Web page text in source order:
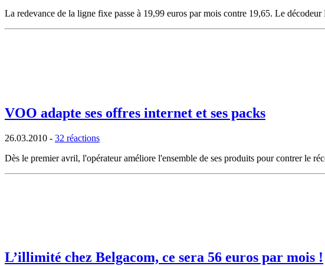
La redevance de la ligne fixe passe à 19,99 euros par mois contre 19,65. Le
VOO adapte ses offres internet et ses packs
26.03.2010 - 32 réactions
Dès le premier avril, l'opérateur améliore l'ensemble de ses produits pour contrer le
L’illimité chez Belgacom, ce sera 56 euros par mois !